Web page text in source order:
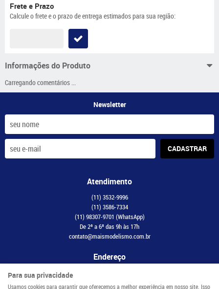
Frete e Prazo
Calcule o frete e o prazo de entrega estimados para sua região:
Informações do Produto
Carregando comentários ...
Newsletter
CADASTRAR
Atendimento
(11) 3532-9996
(11) 3586-7334
(11) 98307-9701 (WhatsApp)
De 2ª a 6ª das 9h às 17h
contato@maismodelismo.com.br
Endereço
Avenida Adolfo Pinheiro, 2056, CJ 34
Para sua privacidade
Usamos cookies para garantir que oferecemos a melhor experiência em nosso site. Isso